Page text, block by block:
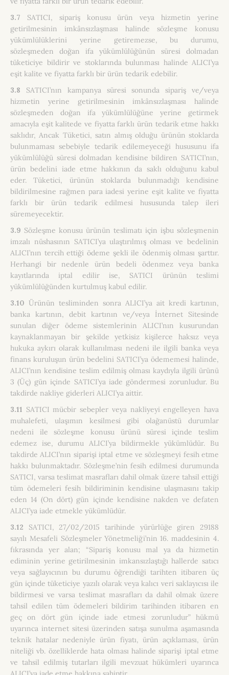
3.7 SATICI, sipariş konusu ürün veya hizmetin yerine
getirilmesinin imkânsızlaşması halinde sözleşme konusu
yükümlülüklerini yerine getiremezse, bu durumu,
sözleşmeden doğan ifa yükümlülüğünün süresi dolmadan
tüketiciye bildirir ve stoklarında bulunması halinde ALICI’ya
eşit kalite ve fiyatta farklı bir ürün tedarik edebilir.
3.8 SATICI’nın kampanya süresi sonunda sipariş ve/veya
hizmetin yerine getirilmesinin imkânsızlaşması halinde
sözleşmeden doğan ifa yükümlülüğüne yerine getirmek
amacıyla eşit kalitede ve fiyatta farklı ürün tedarik etme hakkı
saklıdır, Ancak Tüketici, satın almış olduğu ürünün stoklarda
bulunmaması sebebiyle tedarik edilemeyeceği hususunu ifa
yükümlülüğü süresi dolmadan kendisine bildiren SATICI’nın,
ürün bedelini iade etme hakkının da saklı olduğunu kabul
eder. Tüketici, ürünün stoklarda bulunmadığı kendisine
bildirilmesine rağmen para iadesi yerine eşit kalite ve fiyatta
farklı bir ürün tedarik edilmesi hususunda talep ileri
süremeyecektir.
3.9 Sözleşme konusu ürünün teslimatı için işbu sözleşmenin
imzalı nüshasının SATICI’ya ulaştırılmış olması ve bedelinin
ALICI’nın tercih ettiği ödeme şekli ile ödenmiş olması şarttır.
Herhangi bir nedenle ürün bedeli ödenmez veya banka
kayıtlarında iptal edilir ise, SATICI ürünün teslimi
yükümlülüğünden kurtulmuş kabul edilir.
3.10 Ürünün tesliminden sonra ALICI’ya ait kredi kartının,
banka kartının, debit kartının ve/veya İnternet Sitesinde
sunulan diğer ödeme sistemlerinin ALICI’nın kusurundan
kaynaklanmayan bir şekilde yetkisiz kişilerce haksız veya
hukuka aykırı olarak kullanılması nedeni ile ilgili banka veya
finans kuruluşun ürün bedelini SATICI’ya ödememesi halinde,
ALICI’nın kendisine teslim edilmiş olması kaydıyla ilgili ürünü
3 (Üç) gün içinde SATICI’ya iade göndermesi zorunludur. Bu
takdirde nakliye giderleri ALICI’ya aittir.
3.11 SATICI mücbir sebepler veya nakliyeyi engelleyen hava
muhalefeti, ulaşımın kesilmesi gibi olağanüstü durumlar
nedeni ile sözleşme konusu ürünü süresi içinde teslim
edemez ise, durumu ALICI’ya bildirmekle yükümlüdür. Bu
takdirde ALICI’nın siparişi iptal etme ve sözleşmeyi fesih etme
hakkı bulunmaktadır. Sözleşme’nin fesih edilmesi durumunda
SATICI, varsa teslimat masrafları dahil olmak üzere tahsil ettiği
tüm ödemeleri fesih bildiriminin kendisine ulaşmasını takip
eden 14 (On dört) gün içinde kendisine nakden ve defaten
ALICI’ya iade etmekle yükümlüdür.
3.12 SATICI, 27/02/2015 tarihinde yürürlüğe giren 29188
sayılı Mesafeli Sözleşmeler Yönetmeliği’nin 16. maddesinin 4.
fıkrasında yer alan; “Sipariş konusu mal ya da hizmetin
ediminin yerine getirilmesinin imkansızlaştığı hallerde satıcı
veya sağlayıcının bu durumu öğrendiği tarihten itibaren üç
gün içinde tüketiciye yazılı olarak veya kalıcı veri saklayıcısı ile
bildirmesi ve varsa teslimat masrafları da dahil olmak üzere
tahsil edilen tüm ödemeleri bildirim tarihinden itibaren en
geç on dört gün içinde iade etmesi zorunludur” hükmü
uyarınca internet sitesi üzerinden satışa sunulma aşamasında
teknik hatalar nedeniyle ürün fiyatı, ürün açıklaması, ürün
niteliği vb. özelliklerde hata olması halinde siparişi iptal etme
ve tahsil edilmiş tutarları ilgili mevzuat hükümleri uyarınca